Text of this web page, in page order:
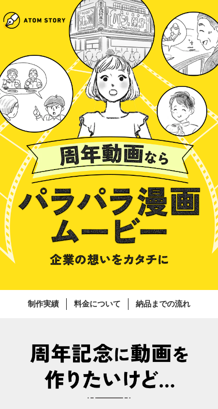
制作実績 料金について 納品までの流れ